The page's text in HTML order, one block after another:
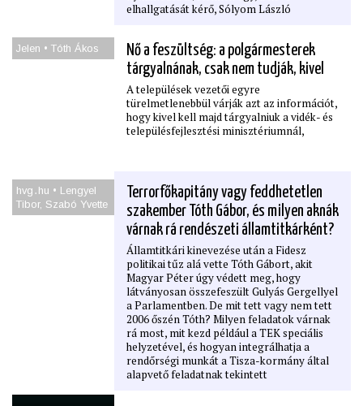
elhallgatását kérő, Sólyom László
Jelen • Tóth Ákos
Nő a feszültség: a polgármesterek
tárgyalnának, csak nem tudják, kivel
A települések vezetői egyre
türelmetlenebbül várják azt az információt,
hogy kivel kell majd tárgyalniuk a vidék- és
településfejlesztési minisztériumnál,
hvg․hu • Lengyel
Tibor, Szabó Yvette
Terrorfőkapitány vagy feddhetetlen
szakember Tóth Gábor, és milyen aknák
várnak rá rendészeti államtitkárként?
Államtitkári kinevezése után a Fidesz
politikai tűz alá vette Tóth Gábort, akit
Magyar Péter úgy védett meg, hogy
látványosan összefeszült Gulyás Gergellyel
a Parlamentben. De mit tett vagy nem tett
2006 őszén Tóth? Milyen feladatok várnak
rá most, mit kezd például a TEK speciális
helyzetével, és hogyan integrálhatja a
rendőrségi munkát a Tisza-kormány által
alapvető feladatnak tekintett